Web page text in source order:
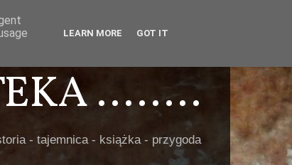
........
- tajemnica - książka - przygoda
LEARN MORE GOT IT